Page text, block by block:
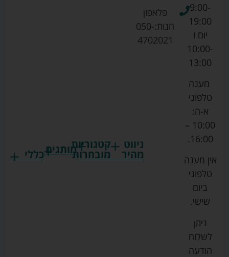
ניווט
מהיר
קטגוריות
מובחרותמותגים
גרקו
כללי
פלאפון
חנות:050-
4702021
9:00-
19:00
יום ו
10:00-
13:00
מענה
טלפוני
א-ה:
10:00 –
16:00.
אין מענה
טלפוני
ביום
שישי.
ניתן
לשלוח
הודעה